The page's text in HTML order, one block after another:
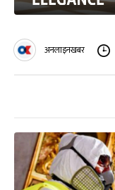
अनलाइनखबर